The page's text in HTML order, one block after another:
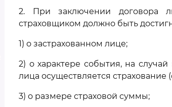
2. При заключении договора
страховщиком должно быть
1) о застрахованном лице;
2) о характере события, на
лица осуществляется страхование
3) о размере страховой суммы;